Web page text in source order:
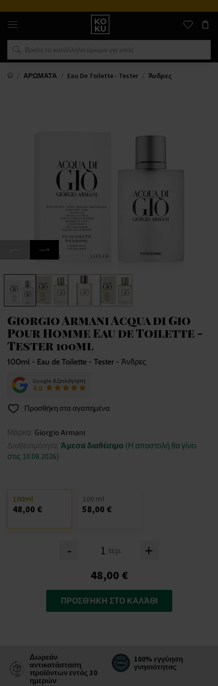
Αυθεντικά
αρώματα
και
ρολόγια
σε
μέρος
ΑΡΩΜΑΤΑ
Eau De Toilette - Tester Άνδρες
Giorgio Armani Acqua di Gio
Pour Homme Eau de Toilette -
Tester 100ml
100ml - Eau de Toilette - Tester - Άνδρες
Google Αξιολόγηση
4.8
Προσθήκη στα αγαπημένα
Μάρκα: Giorgio Armani
Διαθεσιμότητα: Άμεσα διαθέσιμο (Η αποστολή θα γίνει
στις 10.08.2026)
- τεμ. +
100ml
48,00 €
100 ml
58,00 €
48,00 €
ΠΡΟΣΘΉΚΗ ΣΤΟ ΚΑΛΆΘΙ
Δωρεάν
αντικατάσταση
προϊόντων εντός 30
ημερών
100% εγγύηση
γνησιότητας